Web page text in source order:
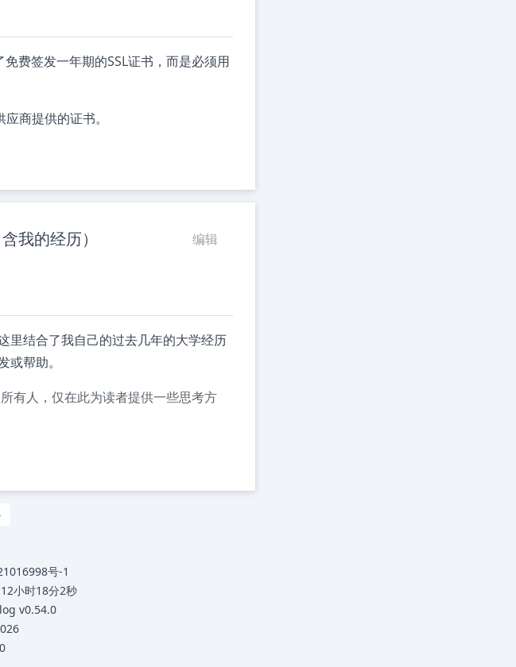
费签发一年期的SSL证书，而是必须用
商提供的证书。
我的经历） 编辑
里结合了我自己的过去几年的大学经历
帮助。
有人，仅在此为读者提供一些思考方
号-1
小时18分2秒
v0.54.0
0